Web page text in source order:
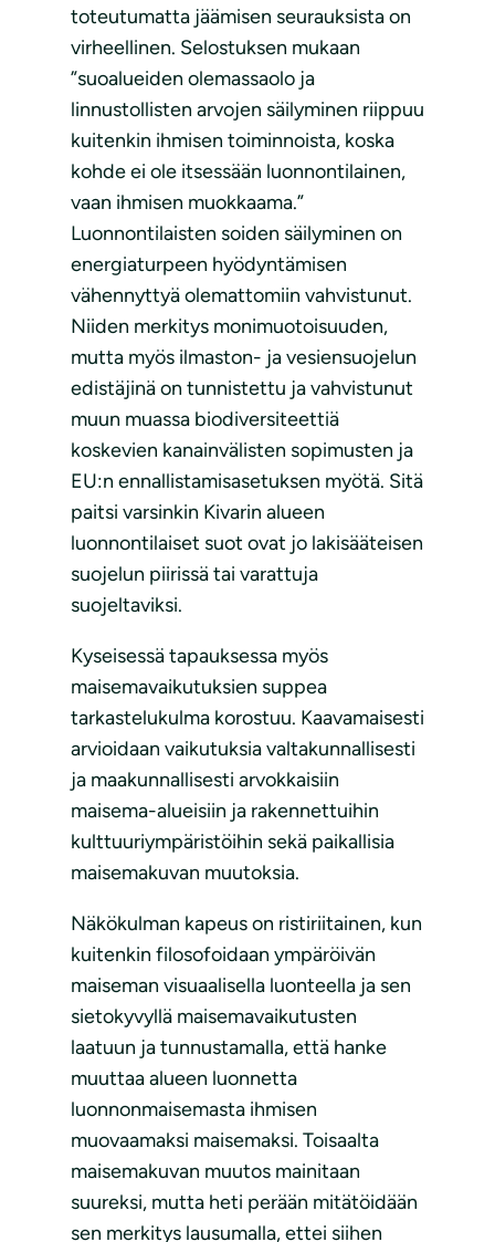
toteutumatta jäämisen seurauksista on
virheellinen. Selostuksen mukaan
”suoalueiden olemassaolo ja
linnustollisten arvojen säilyminen riippuu
kuitenkin ihmisen toiminnoista, koska
kohde ei ole itsessään luonnontilainen,
vaan ihmisen muokkaama.”
Luonnontilaisten soiden säilyminen on
energiaturpeen hyödyntämisen
vähennyttyä olemattomiin vahvistunut.
Niiden merkitys monimuotoisuuden,
mutta myös ilmaston- ja vesiensuojelun
edistäjinä on tunnistettu ja vahvistunut
muun muassa biodiversiteettiä
koskevien kanainvälisten sopimusten ja
EU:n ennallistamisasetuksen myötä. Sitä
paitsi varsinkin Kivarin alueen
luonnontilaiset suot ovat jo lakisääteisen
suojelun piirissä tai varattuja
suojeltaviksi.
Kyseisessä tapauksessa myös
maisemavaikutuksien suppea
tarkastelukulma korostuu. Kaavamaisesti
arvioidaan vaikutuksia valtakunnallisesti
ja maakunnallisesti arvokkaisiin
maisema-alueisiin ja rakennettuihin
kulttuuriympäristöihin sekä paikallisia
maisemakuvan muutoksia.
Näkökulman kapeus on ristiriitainen, kun
kuitenkin filosofoidaan ympäröivän
maiseman visuaalisella luonteella ja sen
sietokyvyllä maisemavaikutusten
laatuun ja tunnustamalla, että hanke
muuttaa alueen luonnetta
luonnonmaisemasta ihmisen
muovaamaksi maisemaksi. Toisaalta
maisemakuvan muutos mainitaan
suureksi, mutta heti perään mitätöidään
sen merkitys lausumalla, ettei siihen